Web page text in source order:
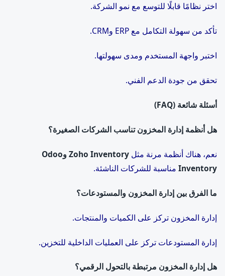
اختر نظامًا قابلًا للتوسع مع نمو الشركة.
تأكد من سهولة التكامل مع ERP وCRM.
اختبر واجهة المستخدم ومدى سهولتها.
تحقق من جودة الدعم الفني.
أسئلة شائعة (FAQ)
هل أنظمة إدارة المخزون تناسب الشركات الصغيرة؟
نعم، هناك أنظمة مرنة مثل Zoho Inventory وOdoo
Inventoryمناسبة للشركات الناشئة.
ما الفرق بين إدارة المخزون والمستودعات؟
إدارة المخزون تركز على الكميات والمنتجات.
إدارة المستودعات تركز على العمليات الداخلية للتخزين.
هل إدارة المخزون مرتبطة بالتحول الرقمي؟